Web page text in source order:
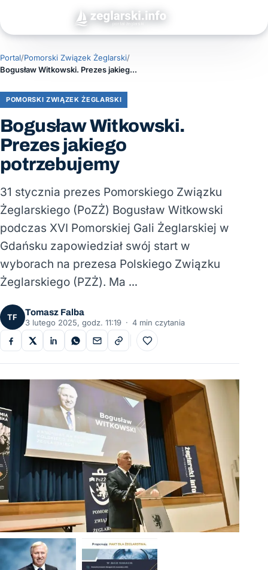
Portal/Pomorski Związek Żeglarski/
Bogusław Witkowski. Prezes jakiego potrzebujemy
POMORSKI ZWIĄZEK ŻEGLARSKI
Bogusław Witkowski.
Prezes jakiego
potrzebujemy
31 stycznia prezes Pomorskiego Związku
Żeglarskiego (PoZŻ) Bogusław Witkowski
podczas XVI Pomorskiej Gali Żeglarskiej w
Gdańsku zapowiedział swój start w
wyborach na prezesa Polskiego Związku
Żeglarskiego (PZŻ). Ma …
TF
Tomasz Falba
3 lutego 2025, godz. 11:19 · 4 min czytania
Do ulubionych